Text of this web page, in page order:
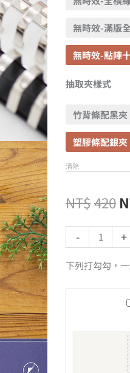
無時效-滿版
無時效-點陣
抽取夾樣式
竹背條配黑夾
塑膠條配銀夾
清除
NT$420
- +
下列打勾勾，
-